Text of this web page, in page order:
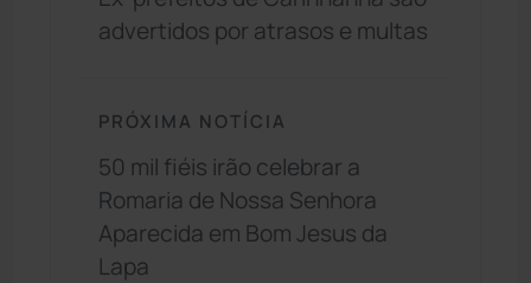
advertidos por atrasos e multas
PRÓXIMA NOTÍCIA
50 mil fiéis irão celebrar a
Romaria de Nossa Senhora
Aparecida em Bom Jesus da
Lapa